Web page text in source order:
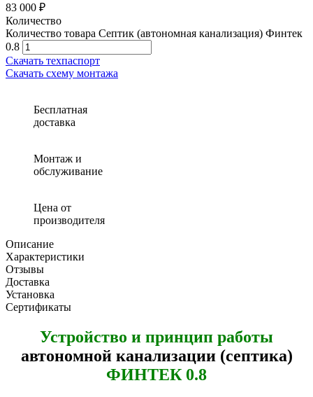
83 000 ₽
Количество
Количество товара Септик (автономная канализация) Финтек
0.8
Скачать техпаспорт
Скачать схему монтажа
Бесплатная
доставка
Монтаж и
обслуживание
Цена от
производителя
Описание
Характеристики
Отзывы
Доставка
Установка
Сертификаты
Устройство и принцип работы
автономной канализации (септика)
ФИНТЕК 0.8